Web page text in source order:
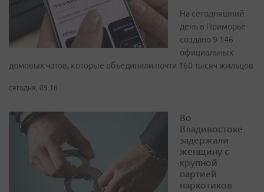
На сегодняшний
день в Приморье
создано 9 146
официальных
домовых чатов, которые объединили почти 160 тысяч жильцов
сегодня, 09:16
Во
Владивостоке
задержали
женщину с
крупной
партией
наркотиков